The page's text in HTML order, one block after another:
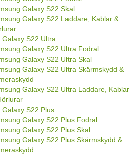
Galaxy S22 Skal
Galaxy S22 Laddare, Kablar &
Galaxy S22 Ultra
Galaxy S22 Ultra Fodral
Galaxy S22 Ultra Skal
Galaxy S22 Ultra Skärmskydd &
Galaxy S22 Ultra Laddare, Kablar
S22 Plus
Galaxy S22 Plus Fodral
Galaxy S22 Plus Skal
Galaxy S22 Plus Skärmskydd &